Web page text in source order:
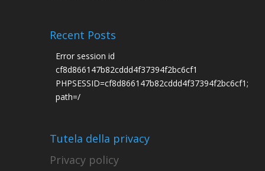
Recent Posts
Error session id
cf8d866147b82cddd4f37394f2bc6cf1
PHPSESSID=cf8d866147b82cddd4f37394f2bc6cf1;
path=/
Tutela della privacy
Privacy policy